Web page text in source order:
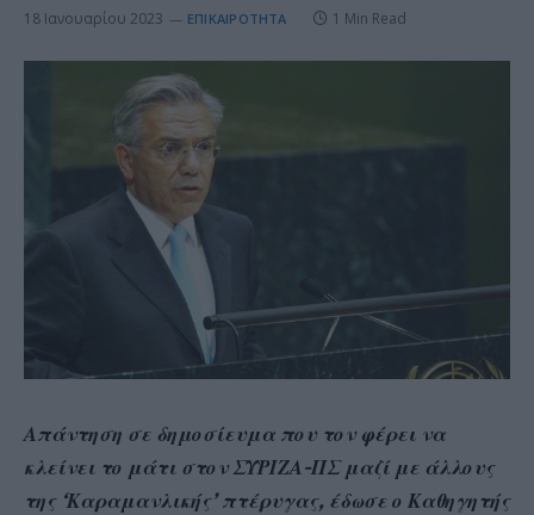
18 Ιανουαρίου 2023 ΕΠΙΚΑΙΡΌΤΗΤΑ 1 Min Read
Απάντηση σε δημοσίευμα που τον φέρει να
κλείνει το μάτι στον ΣΥΡΙΖΑ-ΠΣ μαζί με άλλους
της ‘Καραμανλικής’ πτέρυγας, έδωσε ο Καθηγητής